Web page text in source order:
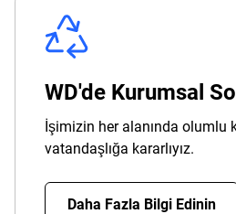
WD'de Kurumsal
İşimizin her alanında olumlu
vatandaşlığa kararlıyız.
Daha Fazla Bilgi Edinin